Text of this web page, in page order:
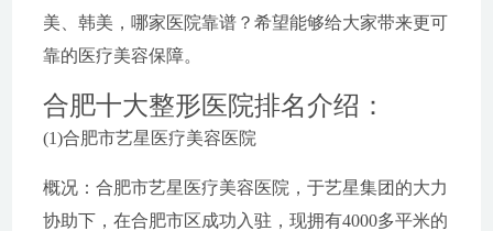
美、韩美，哪家医院靠谱？希望能够给大家带来更可
靠的医疗美容保障。
合肥十大整形医院排名介绍：
(1)合肥市艺星医疗美容医院
概况：合肥市艺星医疗美容医院，于艺星集团的大力
协助下，在合肥市区成功入驻，现拥有4000多平米的